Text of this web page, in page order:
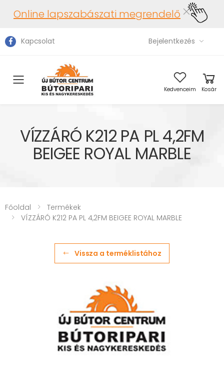
Online lapszabászati megrendelő
Kapcsolat Bejelentkezés
Toggle mobile menu Kedvenceim Kosár
VÍZZÁRÓ K212 PA PL 4,2FM
BEIGEE ROYAL MARBLE
Főoldal
Termékek
VÍZZÁRÓ K212 PA PL 4,2FM BEIGEE ROYAL MARBLE
Vissza a terméklistához